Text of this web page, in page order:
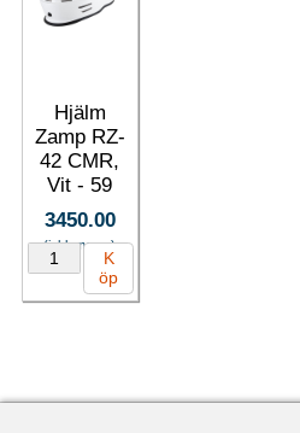
Hjälm
Zamp RZ-
42 CMR,
Vit - 59
3450.00
(inkl. moms)
K
öp